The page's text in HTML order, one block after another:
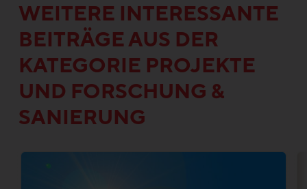
WEITERE INTERESSANTE
BEITRÄGE AUS DER
KATEGORIE PROJEKTE
UND FORSCHUNG &
SANIERUNG